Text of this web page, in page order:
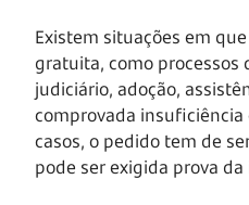
Existem situações em
gratuita, como processos
judiciário, adoção,
comprovada insuficiência
casos, o pedido tem de
pode ser exigida prova da